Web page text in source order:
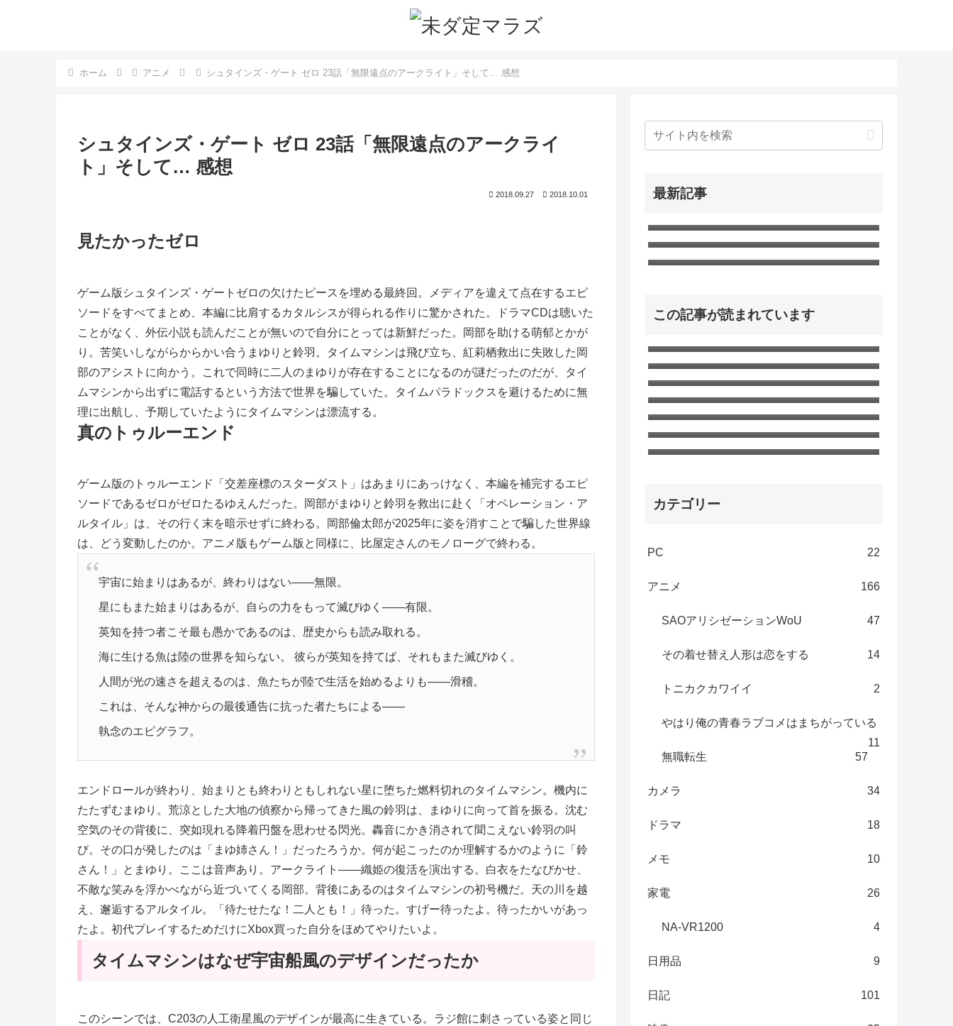
ホーム アニメ シュタインズ・ゲート ゼロ 23話「無限遠点のアークライト」そして… 感想
シュタインズ・ゲート ゼロ 23話「無限遠点のアークライ
ト」そして… 感想
2018.09.27 2018.10.01
見たかったゼロ
ゲーム版シュタインズ・ゲートゼロの欠けたピースを埋める最終回。メディアを違えて点在するエピ
ソードをすべてまとめ、本編に比肩するカタルシスが得られる作りに驚かされた。ドラマCDは聴いた
ことがなく、外伝小説も読んだことが無いので自分にとっては新鮮だった。岡部を助ける萌郁とかが
り。苦笑いしながらからかい合うまゆりと鈴羽。タイムマシンは飛び立ち、紅莉栖救出に失敗した岡
部のアシストに向かう。これで同時に二人のまゆりが存在することになるのが謎だったのだが、タイ
ムマシンから出ずに電話するという方法で世界を騙していた。タイムパラドックスを避けるために無
理に出航し、予期していたようにタイムマシンは漂流する。
真のトゥルーエンド
ゲーム版のトゥルーエンド「交差座標のスターダスト」はあまりにあっけなく、本編を補完するエピ
ソードであるゼロがゼロたるゆえんだった。岡部がまゆりと鈴羽を救出に赴く「オペレーション・ア
ルタイル」は、その行く末を暗示せずに終わる。岡部倫太郎が2025年に姿を消すことで騙した世界線
は、どう変動したのか。アニメ版もゲーム版と同様に、比屋定さんのモノローグで終わる。
宇宙に始まりはあるが、終わりはない――無限。
星にもまた始まりはあるが、自らの力をもって滅びゆく――有限。
英知を持つ者こそ最も愚かであるのは、歴史からも読み取れる。
海に生ける魚は陸の世界を知らない。 彼らが英知を持てば、それもまた滅びゆく。
人間が光の速さを超えるのは、魚たちが陸で生活を始めるよりも――滑稽。
これは、そんな神からの最後通告に抗った者たちによる――
執念のエピグラフ。
エンドロールが終わり、始まりとも終わりともしれない星に堕ちた燃料切れのタイムマシン。機内に
たたずむまゆり。荒涼とした大地の偵察から帰ってきた風の鈴羽は、まゆりに向って首を振る。沈む
空気のその背後に、突如現れる降着円盤を思わせる閃光。轟音にかき消されて聞こえない鈴羽の叫
び。その口が発したのは「まゆ姉さん！」だったろうか。何が起こったのか理解するかのように「鈴
さん！」とまゆり。ここは音声あり。アークライト――織姫の復活を演出する。白衣をたなびかせ、
不敵な笑みを浮かべながら近づいてくる岡部。背後にあるのはタイムマシンの初号機だ。天の川を越
え、邂逅するアルタイル。「待たせたな！二人とも！」待った。すげー待ったよ。待ったかいがあっ
たよ。初代プレイするためだけにXbox買った自分をほめてやりたいよ。
タイムマシンはなぜ宇宙船風のデザインだったか
このシーンでは、C203の人工衛星風のデザインが最高に生きている。ラジ館に刺さっている姿と同じ
最新記事
無職転生Ⅲ 第5話「お祝い」ネタバレ
タバレ感想
無職転生Ⅲ 第3話「帰ってきた日常」
ネタバレ感想
この記事が読まれています
窓用エアコンがうるさい！ので対策
最終回「ニューワールド」ネタバレ
感想 新世界
無職転生Ⅱ 第18話「ターニングポイ
ント３」ネタバレ感想 さすがの神回
無職転生 第22話「現実（ユメ） 」ネ
タバレ感想 エリスの夢
無職転生Ⅱ 第24話「嗣ぐ」最終回ネ
タバレ感想
無職転生 第8話「ターニングポイント
1」ネタバレ感想 第一部～完～
無職転生 第16話「親子げんか」ネタ
バレ感想 エリスと家族
カテゴリー
PC 22
アニメ 166
SAOアリシゼーションWoU 47
その着せ替え人形は恋をする 14
トニカクカワイイ 2
やはり俺の青春ラブコメはまちがっている
11
無職転生
57
カメラ 34
ドラマ 18
メモ 10
家電 26
NA-VR1200 4
日用品 9
日記 101